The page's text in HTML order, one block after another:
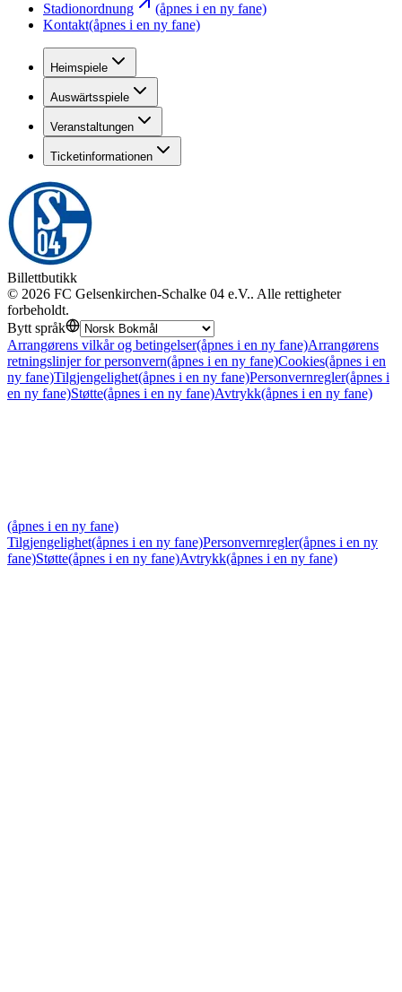
Stadionordnung
(åpnes i en ny fane)
Kontakt(åpnes i en ny fane)
Heimspiele
Auswärtsspiele
Veranstaltungen
Ticketinformationen
Billettbutikk
© 2026 FC Gelsenkirchen-Schalke 04 e.V.. Alle rettigheter
forbeholdt.
Bytt språk
Arrangørens vilkår og betingelser(åpnes i en ny fane)Arrangørens
retningslinjer for personvern(åpnes i en ny fane)Cookies(åpnes i en
ny fane)Tilgjengelighet(åpnes i en ny fane)Personvernregler(åpnes i
en ny fane)Støtte(åpnes i en ny fane)Avtrykk(åpnes i en ny fane)
(åpnes i en ny fane)
Tilgjengelighet(åpnes i en ny fane)Personvernregler(åpnes i en ny
fane)Støtte(åpnes i en ny fane)Avtrykk(åpnes i en ny fane)